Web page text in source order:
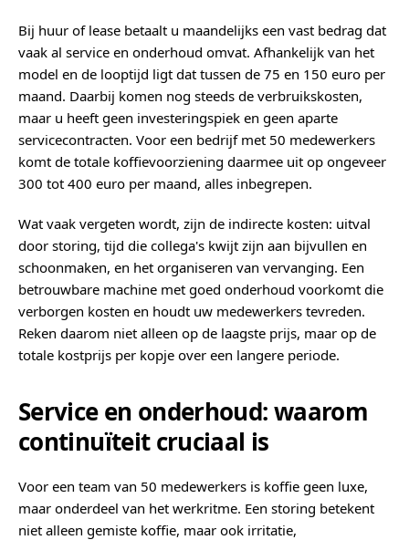
Bij huur of lease betaalt u maandelijks een vast bedrag dat
vaak al service en onderhoud omvat. Afhankelijk van het
model en de looptijd ligt dat tussen de 75 en 150 euro per
maand. Daarbij komen nog steeds de verbruikskosten,
maar u heeft geen investeringspiek en geen aparte
servicecontracten. Voor een bedrijf met 50 medewerkers
komt de totale koffievoorziening daarmee uit op ongeveer
300 tot 400 euro per maand, alles inbegrepen.
Wat vaak vergeten wordt, zijn de indirecte kosten: uitval
door storing, tijd die collega's kwijt zijn aan bijvullen en
schoonmaken, en het organiseren van vervanging. Een
betrouwbare machine met goed onderhoud voorkomt die
verborgen kosten en houdt uw medewerkers tevreden.
Reken daarom niet alleen op de laagste prijs, maar op de
totale kostprijs per kopje over een langere periode.
Service en onderhoud: waarom
continuïteit cruciaal is
Voor een team van 50 medewerkers is koffie geen luxe,
maar onderdeel van het werkritme. Een storing betekent
niet alleen gemiste koffie, maar ook irritatie,